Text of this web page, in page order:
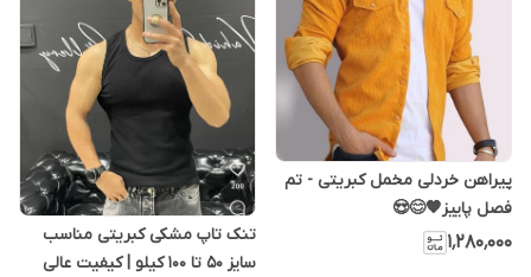
پیراهن خردلی مخمل کبریتی - تم
فصل پاییز🧡😊😍
۱٬۲۸۰٬۰۰۰
تنک تاپ مشکی کبریتی مناسب
سایز 50 تا 100 کیلو | کیفیت عالی